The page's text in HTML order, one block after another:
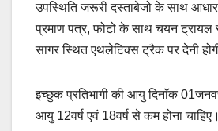
उपस्थिति जरूरी दस्ताबेजो के साथ
प्रमाण पत्र, फोटो के साथ चयन
सागर स्थित एथलेटिक्स ट्रैक पर देनी
इच्छुक प्रतिभागी की आयु दिनाॅक
आयु 12वर्ष एवं 18वर्ष से कम होना चाहिए।